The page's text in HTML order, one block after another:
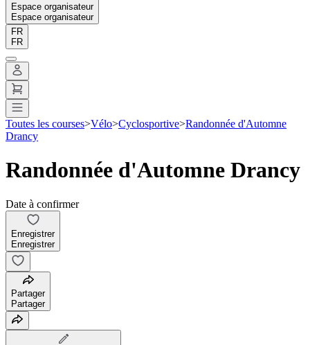
Espace organisateur
Espace organisateur
FR
FR
Toutes les courses>Vélo>Cyclosportive>Randonnée d'Automne
Drancy
Randonnée d'Automne Drancy
Date à confirmer
Enregistrer
Enregistrer
Partager
Partager